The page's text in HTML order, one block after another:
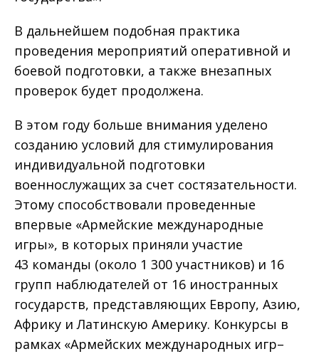
В дальнейшем подобная практика
проведения мероприятий оперативной и
боевой подготовки, а также внезапных
проверок будет продолжена.
В этом году больше внимания уделено
созданию условий для стимулирования
индивидуальной подготовки
военнослужащих за счет состязательности.
Этому способствовали проведенные
впервые «Армейские международные
игры», в которых приняли участие
43 команды (около 1 300 участников) и 16
групп наблюдателей от 16 иностранных
государств, представляющих Европу, Азию,
Африку и Латинскую Америку. Конкурсы в
рамках «Армейских международных игр–